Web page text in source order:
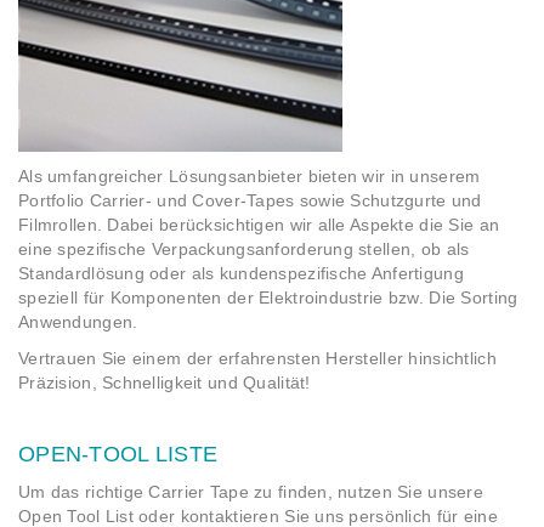
Als umfangreicher Lösungsanbieter bieten wir in unserem
Portfolio Carrier- und Cover-Tapes sowie Schutzgurte und
Filmrollen. Dabei berücksichtigen wir alle Aspekte die Sie an
eine spezifische Verpackungsanforderung stellen, ob als
Standardlösung oder als kundenspezifische Anfertigung
speziell für Komponenten der Elektroindustrie bzw. Die Sorting
Anwendungen.
Vertrauen Sie einem der erfahrensten Hersteller hinsichtlich
Präzision, Schnelligkeit und Qualität!
OPEN-TOOL LISTE
Um das richtige Carrier Tape zu finden, nutzen Sie unsere
Open Tool List oder kontaktieren Sie uns persönlich für eine